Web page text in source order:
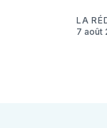
LA
7 août